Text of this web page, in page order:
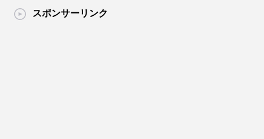
スポンサーリンク